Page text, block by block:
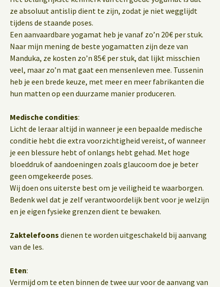
ze absoluut antislip dient te zijn, zodat je niet wegglijdt
tijdens de staande poses.
Een aanvaardbare yogamat heb je vanaf zo’n 20€ per stuk.
Naar mijn mening de beste yogamatten zijn deze van
Manduka, ze kosten zo’n 85€ per stuk, dat lijkt misschien
veel, maar zo’n mat gaat een mensenleven mee. Tussenin
heb je een brede keuze, met meer en meer fabrikanten die
hun matten op een duurzame manier produceren.
Medische condities:
Licht de leraar altijd in wanneer je een bepaalde medische
conditie hebt die extra voorzichtigheid vereist, of wanneer
je een blessure hebt of onlangs hebt gehad. Met hoge
bloeddruk of aandoeningen zoals glaucoom doe je beter
geen omgekeerde poses.
Wij doen ons uiterste best om je veiligheid te waarborgen.
Bedenk wel dat je zelf verantwoordelijk bent voor je welzijn
en je eigen fysieke grenzen dient te bewaken.
Zaktelefoons dienen te worden uitgeschakeld bij aanvang
van de les.
Eten:
Vermijd om te eten binnen de twee uur voor de aanvang van